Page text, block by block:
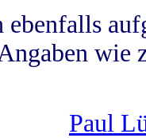
wie
Paul